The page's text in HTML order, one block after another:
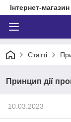
Інтернет-
Статті
Принцип дії
10.03.2023